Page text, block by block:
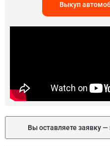
Выкуп
Вы оставляете заявку —